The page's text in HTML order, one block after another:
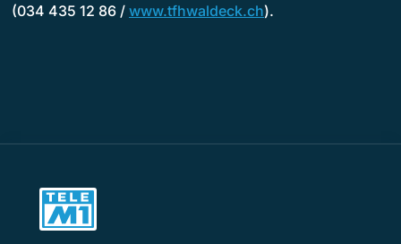
(034 435 12 86 / www.tfhwaldeck.ch).